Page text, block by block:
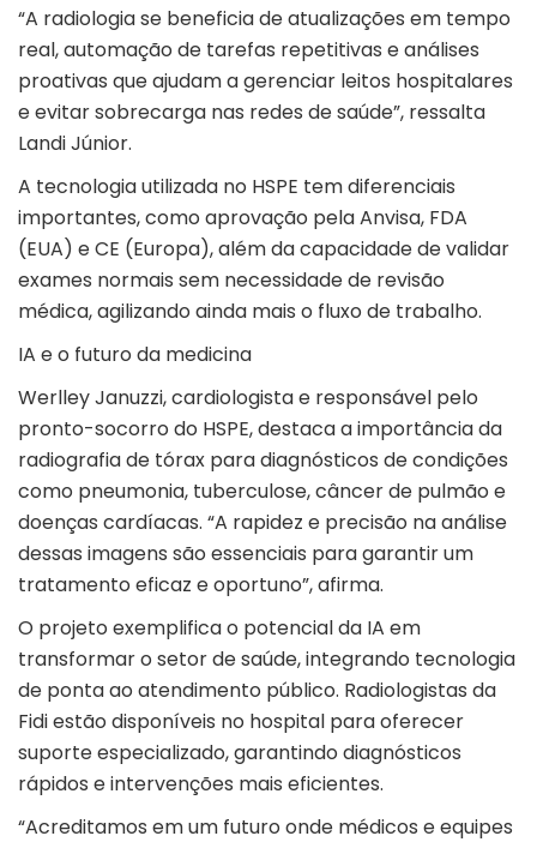
“A radiologia se beneficia de atualizações em tempo
real, automação de tarefas repetitivas e análises
proativas que ajudam a gerenciar leitos hospitalares
e evitar sobrecarga nas redes de saúde”, ressalta
Landi Júnior.
A tecnologia utilizada no HSPE tem diferenciais
importantes, como aprovação pela Anvisa, FDA
(EUA) e CE (Europa), além da capacidade de validar
exames normais sem necessidade de revisão
médica, agilizando ainda mais o fluxo de trabalho.
IA e o futuro da medicina
Werlley Januzzi, cardiologista e responsável pelo
pronto-socorro do HSPE, destaca a importância da
radiografia de tórax para diagnósticos de condições
como pneumonia, tuberculose, câncer de pulmão e
doenças cardíacas. “A rapidez e precisão na análise
dessas imagens são essenciais para garantir um
tratamento eficaz e oportuno”, afirma.
O projeto exemplifica o potencial da IA em
transformar o setor de saúde, integrando tecnologia
de ponta ao atendimento público. Radiologistas da
Fidi estão disponíveis no hospital para oferecer
suporte especializado, garantindo diagnósticos
rápidos e intervenções mais eficientes.
“Acreditamos em um futuro onde médicos e equipes